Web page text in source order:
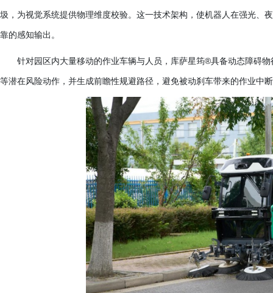
圾，为视觉系统提供物理维度校验。这一技术架构，使机器人在强光、
靠的感知输出。
针对园区内大量移动的作业车辆与人员，库萨星筠®具备动态障碍物
等潜在风险动作，并生成前瞻性规避路径，避免被动刹车带来的作业中